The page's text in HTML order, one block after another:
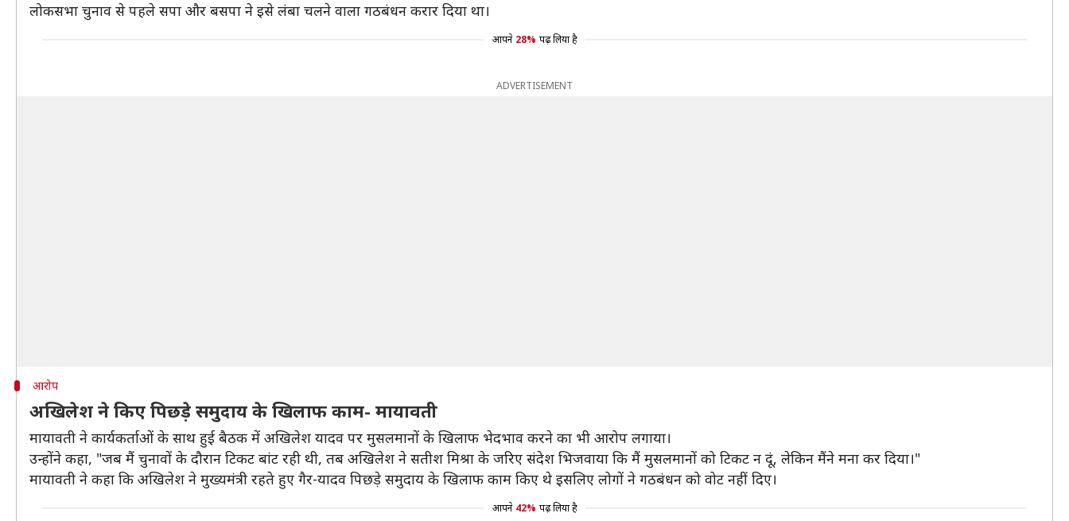
लोकसभा चुनाव से पहले सपा और बसपा ने इसे लंबा चलने वाला गठबंधन करार दिया था।
आपने 28% पढ़ लिया है
ADVERTISEMENT
आरोप
अखिलेश ने किए पिछड़े समुदाय के खिलाफ काम- मायावती
मायावती ने कार्यकर्ताओं के साथ हुई बैठक में अखिलेश यादव पर मुसलमानों के खिलाफ भेदभाव करने का भी आरोप लगाया।
उन्होंने कहा, "जब मैं चुनावों के दौरान टिकट बांट रही थी, तब अखिलेश ने सतीश मिश्रा के जरिए संदेश भिजवाया कि मैं मुसलमानों को टिकट न दूं, लेकिन मैंने मना कर दिया।"
मायावती ने कहा कि अखिलेश ने मुख्यमंत्री रहते हुए गैर-यादव पिछड़े समुदाय के खिलाफ काम किए थे इसलिए लोगों ने गठबंधन को वोट नहीं दिए।
आपने 42% पढ़ लिया है